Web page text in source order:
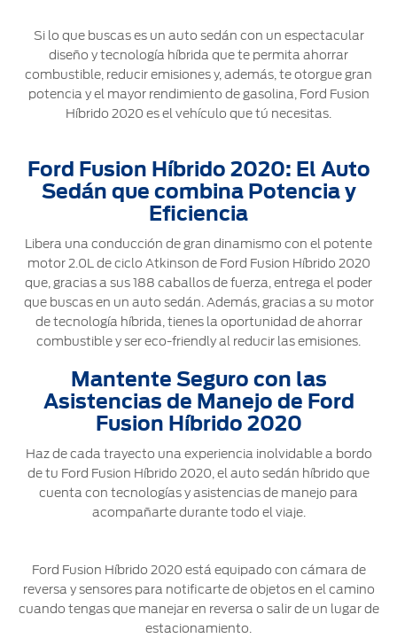
Garage
Catálogos
Ford
Vehículos
Comerciales
Descubre
Tu Ford
Localiza un
Distribuidor
Seminuevos
Certificados
D-
Tect
Colisión y
Partes
Precio de
Mantenimiento
Programa de
Mantenimiento
Vehículos
Comerciales
Motorcraft ®
Servicio
Promociones
de Servicio
a
Revisión
en
Partes
Soporte
Técnico
Soporte
Técnico
Seguridad
Trabajo
Contraseña
Si lo que buscas es un auto sedán con un espectacular
diseño y tecnología híbrida que te permita ahorrar
combustible, reducir emisiones y, además, te otorgue gran
potencia y el mayor rendimiento de gasolina, Ford Fusion
Híbrido 2020 es el vehículo que tú necesitas.
Ford Fusion Híbrido 2020: El Auto
Sedán que combina Potencia y
Eficiencia
Libera una conducción de gran dinamismo con el potente
motor 2.0L de ciclo Atkinson de Ford Fusion Híbrido 2020
que, gracias a sus 188 caballos de fuerza, entrega el poder
que buscas en un auto sedán. Además, gracias a su motor
de tecnología híbrida, tienes la oportunidad de ahorrar
combustible y ser eco-friendly al reducir las emisiones.
Mantente Seguro con las
Asistencias de Manejo de Ford
Fusion Híbrido 2020
Haz de cada trayecto una experiencia inolvidable a bordo
de tu Ford Fusion Híbrido 2020, el auto sedán híbrido que
cuenta con tecnologías y asistencias de manejo para
acompañarte durante todo el viaje.
Ford Fusion Híbrido 2020 está equipado con cámara de
reversa y sensores para notificarte de objetos en el camino
cuando tengas que manejar en reversa o salir de un lugar de
estacionamiento.